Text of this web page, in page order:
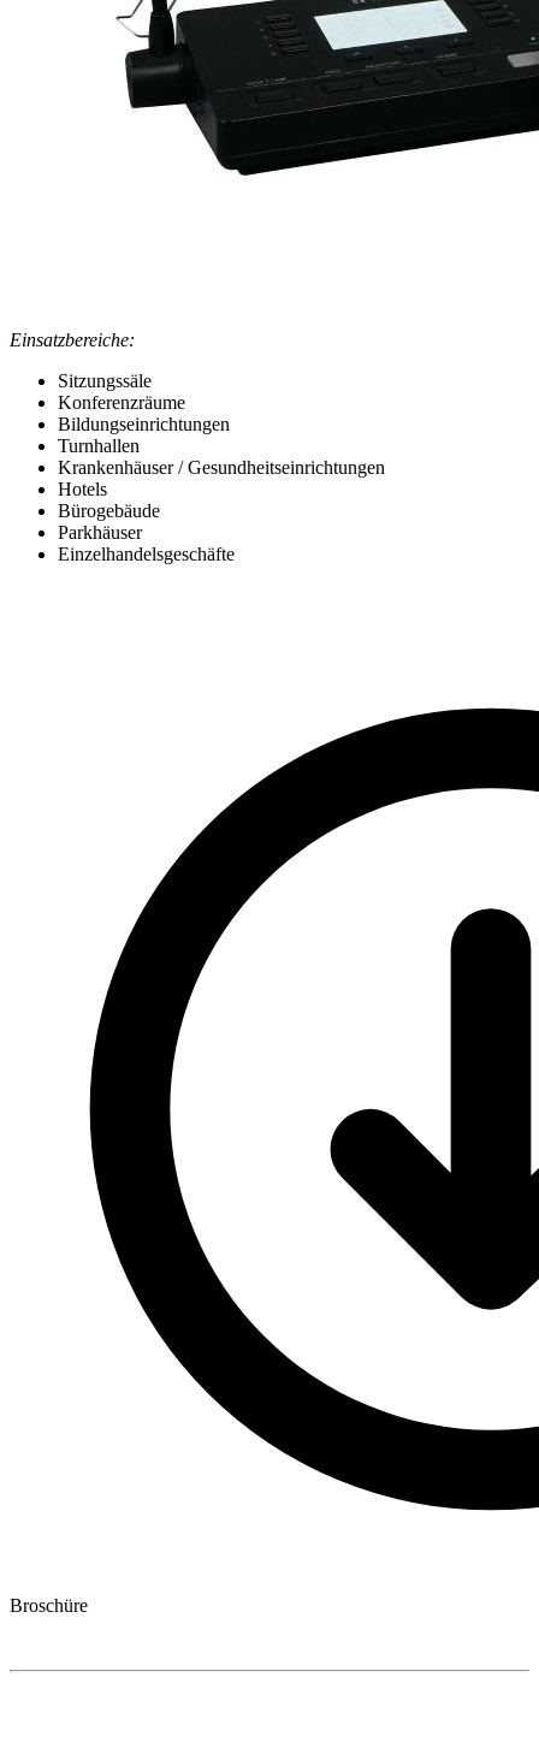
Einsatzbereiche:
Sitzungssäle
Konferenzräume
Bildungseinrichtungen
Turnhallen
Krankenhäuser / Gesundheitseinrichtungen
Hotels
Bürogebäude
Parkhäuser
Einzelhandelsgeschäfte
Broschüre